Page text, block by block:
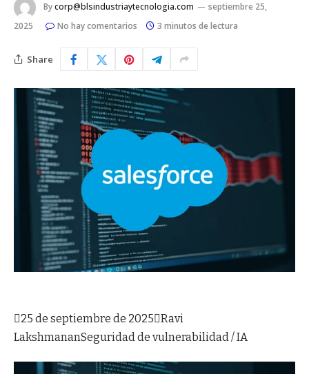
Bycorp@blsindustriaytecnologia.com
septiembre 25,
2025
No hay comentarios 3 minutos de lectura
Share
25 de septiembre de 2025Ravi
LakshmananSeguridad de vulnerabilidad / IA